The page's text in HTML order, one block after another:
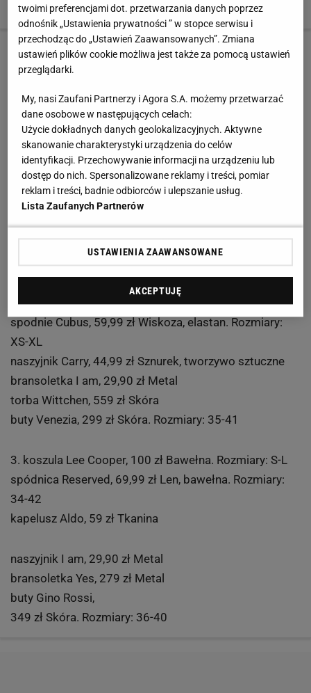
buty Prima Moda, 549 zł Skóra. Rozmiary: 36-41
3 z 7
Na luzie
Od lewej:
1. bluzka LTB, 84,99 zł Wiskoza, elastan. Rozmiary: XS-
spódnica Adidas by Stella McCartney, 359 zł Elastan,
poliester. Rozmiary: S-L
zegarek Donna Karan, 779 zł Metal, skóra
buty Puma, 259 zł Zamsz, skóra. Rozmiary: 36-42
2. top KappAhl, 59,90 zł Wiskoza. Rozmiary: 32-46
spodnie Cubus, 59,99 zł Wiskoza, elastan. Rozmiary:
XS-XL
naszyjnik Carry, 44,99 zł Sznurek, tworzywo sztuczne
bransoletka I am, 29,90 zł Metal
torba Wittchen, 559 zł Skóra
buty Venezia, 299 zł Skóra. Rozmiary: 35-41
3. koszula Lee Cooper, 100 zł Bawełna. Rozmiary: S-L
spódnica Reserved, 69,99 zł Len, bawełna. Rozmiary:
34-42
kapelusz Aldo, 59 zł Tkanina
naszyjnik I am, 29,90 zł Metal
bransoletka Yes, 279 zł Metal
buty Gino Rossi,
349 zł Skóra. Rozmiary: 36-40
twoimi preferencjami dot. przetwarzania danych poprzez
odnośnik „Ustawienia prywatności ” w stopce serwisu i
przechodząc do „Ustawień Zaawansowanych”. Zmiana
ustawień plików cookie możliwa jest także za pomocą ustawień
przeglądarki.
My, nasi Zaufani Partnerzy i Agora S.A. możemy przetwarzać
dane osobowe w następujących celach:
Użycie dokładnych danych geolokalizacyjnych. Aktywne
skanowanie charakterystyki urządzenia do celów
identyfikacji. Przechowywanie informacji na urządzeniu lub
dostęp do nich. Spersonalizowane reklamy i treści, pomiar
reklam i treści, badnie odbiorców i ulepszanie usług.
Lista Zaufanych Partnerów
USTAWIENIA ZAAWANSOWANE
AKCEPTUJĘ